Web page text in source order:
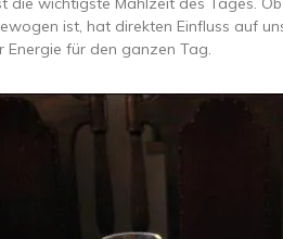
ist, hat direkten Einfluss auf
Energie für den ganzen Tag.